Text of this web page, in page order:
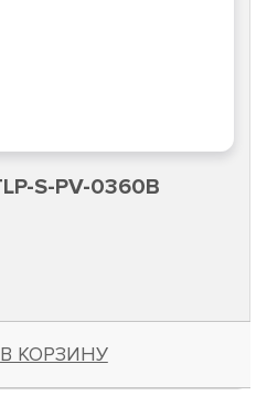
S-PV-0360B
В КОРЗИНУ